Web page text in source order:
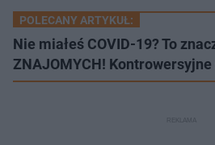
POLECANY ARTYKUŁ:
Nie miałeś COVID-19? To
ZNAJOMYCH! Kontrowersyjne